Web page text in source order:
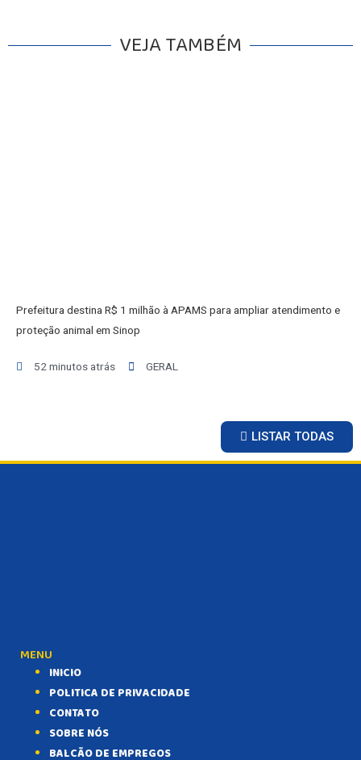
VEJA TAMBÉM
Prefeitura destina R$ 1 milhão à APAMS para ampliar atendimento e
proteção animal em Sinop
52 minutos atrás GERAL
LISTAR TODAS
MENU
INICIO
POLITICA DE PRIVACIDADE
CONTATO
SOBRE NÓS
BALCÃO DE EMPREGOS